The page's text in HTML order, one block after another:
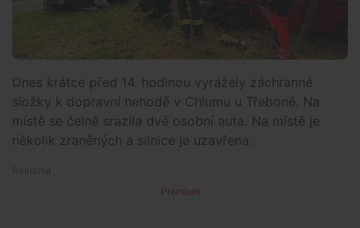
Dnes krátce před 14. hodinou vyrážely záchranné
složky k dopravní nehodě v Chlumu u Třeboně. Na
místě se čelně srazila dvě osobní auta. Na místě je
několik zraněných a silnice je uzavřena.
Premium